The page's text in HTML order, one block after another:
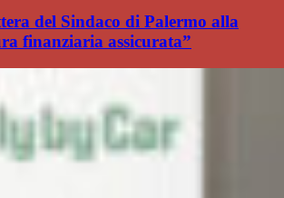
del Sindaco di Palermo alla
finanziaria assicurata”